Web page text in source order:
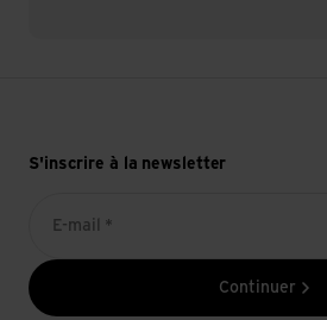
S'inscrire à la newsletter
E-mail *
Continuer